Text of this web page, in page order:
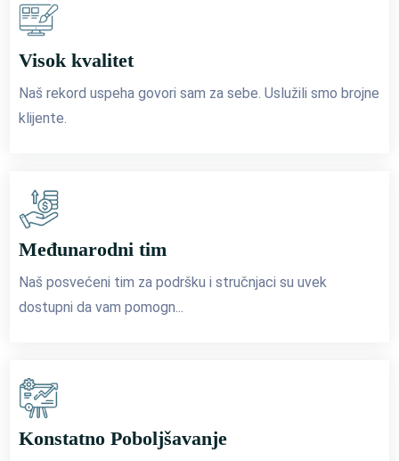
Visok kvalitet
Naš rekord uspeha govori sam za sebe. Uslužili smo brojne
klijente.
Međunarodni tim
Naš posvećeni tim za podršku i stručnjaci su uvek
dostupni da vam pomogn...
Konstatno Poboljšavanje